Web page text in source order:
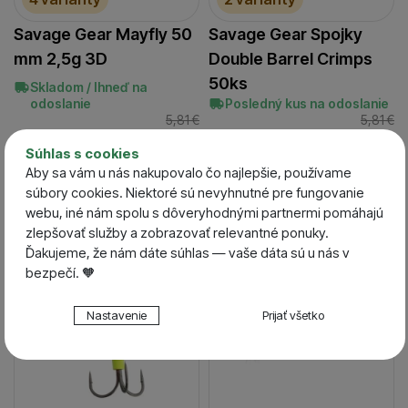
Súhlas s cookies
Aby sa vám u nás nakupovalo čo najlepšie, používame
súbory cookies. Niektoré sú nevyhnutné pre fungovanie
webu, iné nám spolu s dôveryhodnými partnermi pomáhajú
zlepšovať služby a zobrazovať relevantné ponuky.
Ďakujeme, že nám dáte súhlas — vaše dáta sú u nás v
bezpečí. 🧡
Nastavenie súhlasov s kategóriami cookies
. VŽDY AKTÍVNE
Nastavenie Prijať všetko
Savage Gear Mayfly 50
mm 2,5g 3D
Skladom / Ihneď na
odoslanie
5,81€
od 5,23
Savage Gear Spojky
Double Barrel Crimps
50ks
Posledný kus na odoslanie
5,81€
-10 % -10 %